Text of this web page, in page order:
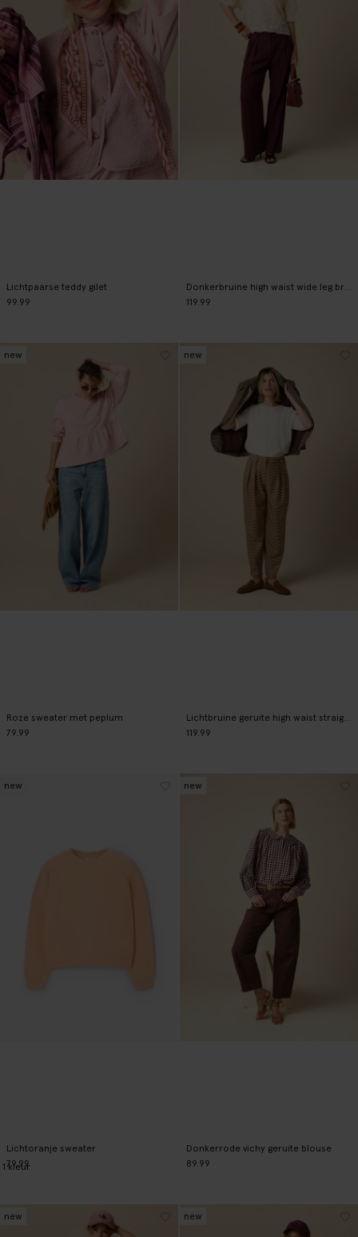
Lichtpaarse teddy gilet
99.99
Donkerbruine high waist wide leg broek
119.99
Roze sweater met peplum
79.99
new
Lichtbruine geruite high waist straight leg broek
119.99
new
Lichtoranje sweater
79.99
new
1 kleur
Donkerrode vichy geruite blouse
89.99
new
new new